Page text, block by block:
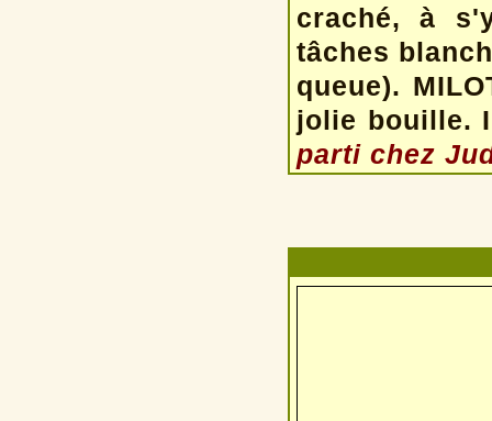
craché, à
tâches
queue).
jolie bouille.
parti chez